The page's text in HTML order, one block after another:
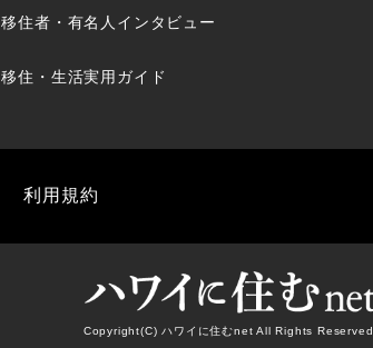
住者・有名人インタビュー
住・生活実用ガイド
利用規約
Copyright(C) ハワイに住むnet All Rights Reserved.